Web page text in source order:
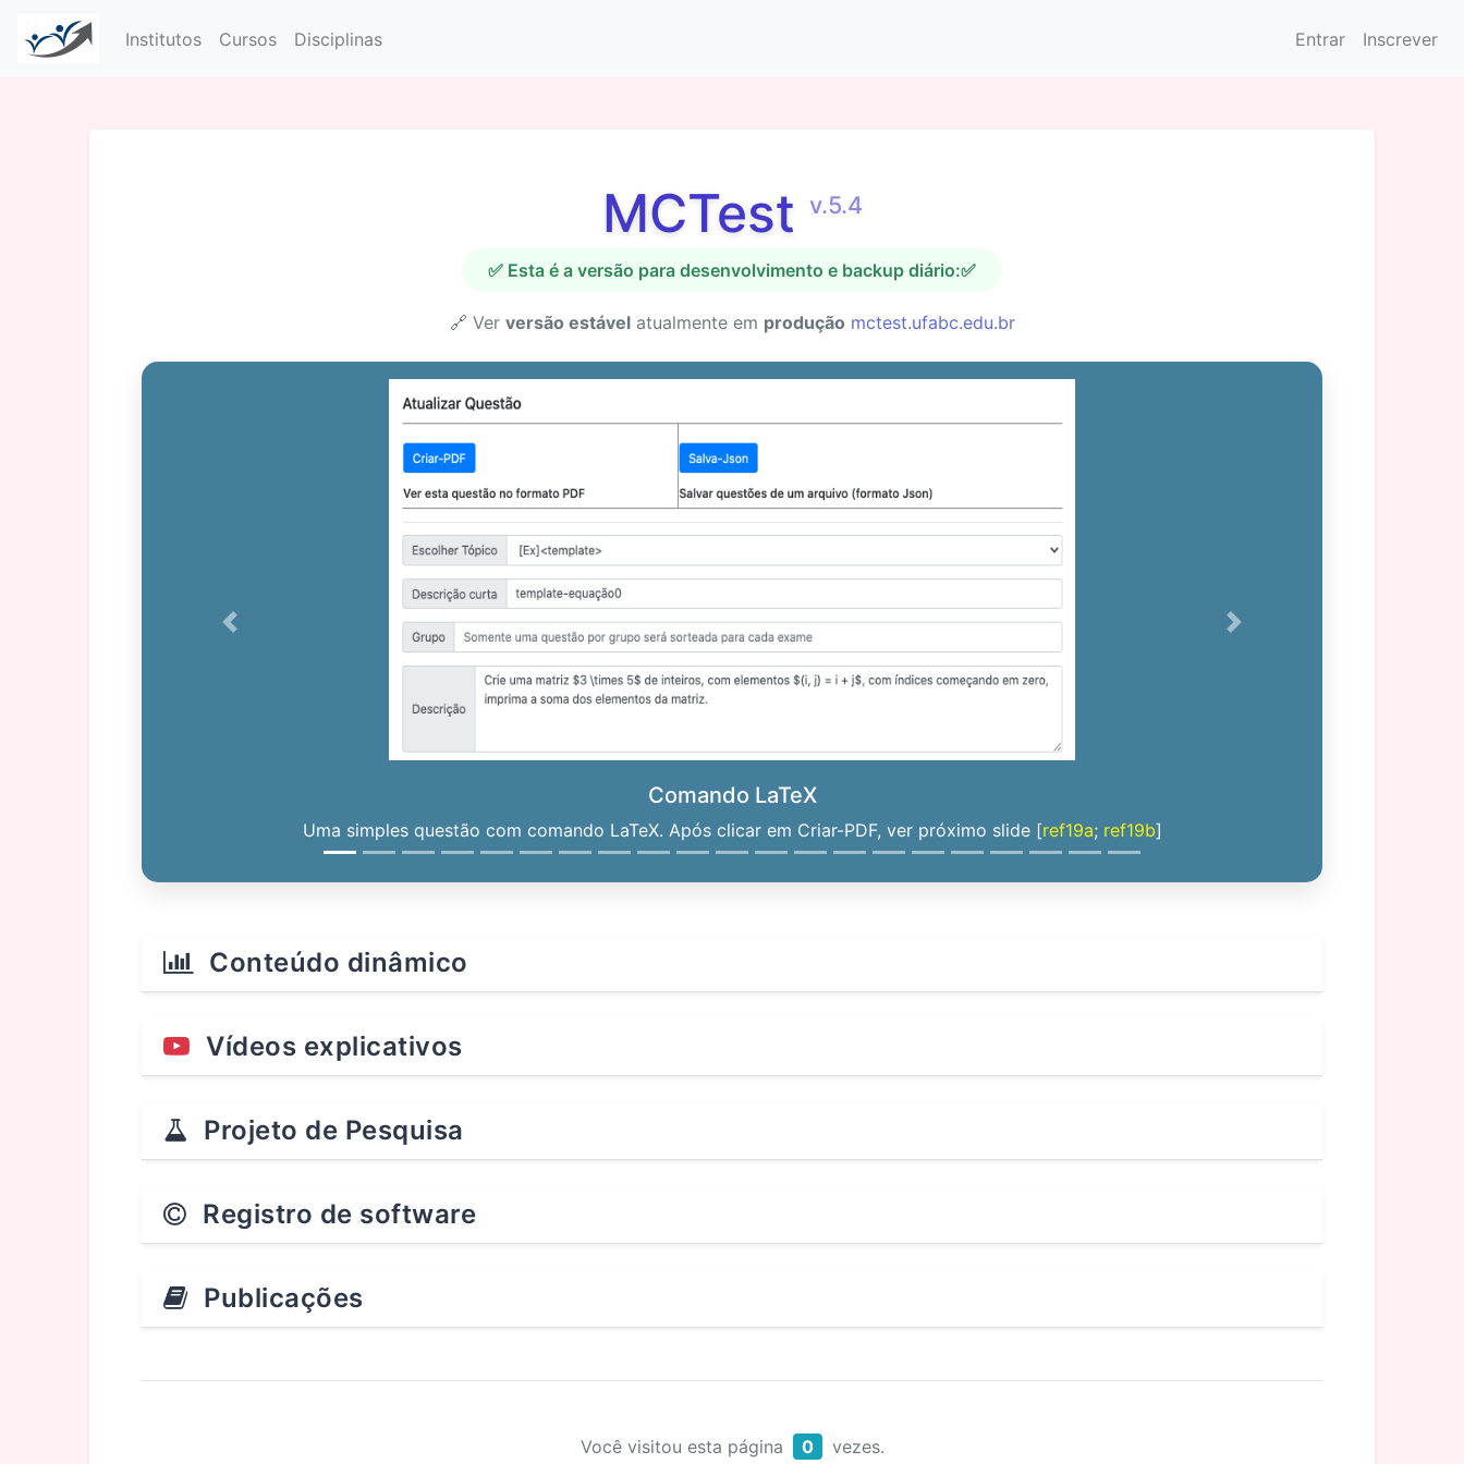
Institutos Cursos Disciplinas Entrar Inscrever
MCTest v.5.4
✅ Esta é a versão para desenvolvimento e backup diário:✅
🔗 Ver versão estávelatualmente em produção mctest.ufabc.edu.br
Comando LaTeX
Uma simples questão com comando LaTeX. Após clicar em Criar-PDF, ver próximo slide [ref19a; ref19b]
Previous Next
Conteúdo dinâmico
Vídeos explicativos
Projeto de Pesquisa
Registro de software
Publicações
Você visitou esta página 0 vezes.